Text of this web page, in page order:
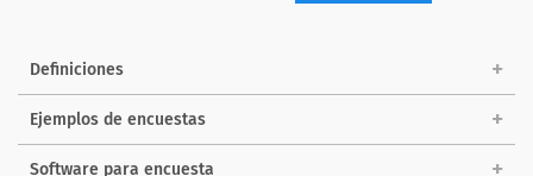
Definiciones
Ejemplos de encuestas
Software para encuesta